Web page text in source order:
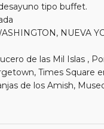
tipo buffet.
NUEVA
de las Mil Islas ,
Times Square
de los Amish,